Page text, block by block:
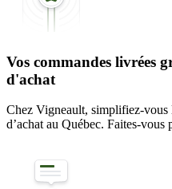
Vos commandes livrées
d'achat
Chez Vigneault, simplifiez-
d’achat au Québec. Faites-vous